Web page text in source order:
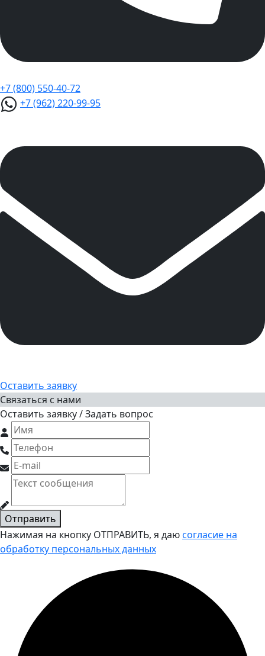
+7 (800) 550-40-72
+7 (962) 220-99-95
Оставить заявку
Связаться с нами
Оставить заявку / Задать вопрос
Отправить
Нажимая на кнопку ОТПРАВИТЬ, я даюсогласие на
обработку персональных данных